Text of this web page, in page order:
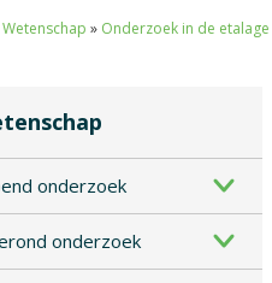
Wetenschap » Onderzoek in de etalage
onderzoek
onderzoek